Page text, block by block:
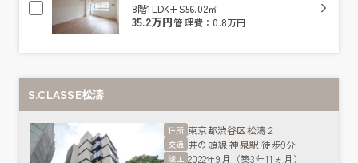
8階1LDK+S56.02㎡
35.2万円管理費：0.8万円
S.CLASSE松濤
住所 東京都渋谷区松濤２
交通 井の頭線神泉駅 徒歩9分
竣工 2022年9月（築3年11ヵ月）